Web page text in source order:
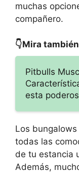
muchas
compañero.
👇Mira también
Pitbulls
esta
Los
todas las
de tu estancia
Además,